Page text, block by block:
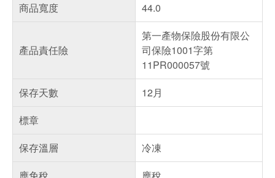
商品寬度
44.0
產品責任險
第一產物保險股份有限公
司保險1001字第
11PR000057號
保存天數
12月
標章
保存溫層
冷凍